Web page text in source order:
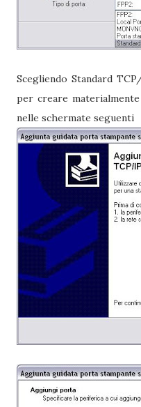
Scegliendo Standard
per creare
nelle schermate seguenti